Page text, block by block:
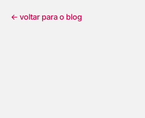
← voltar para o blog